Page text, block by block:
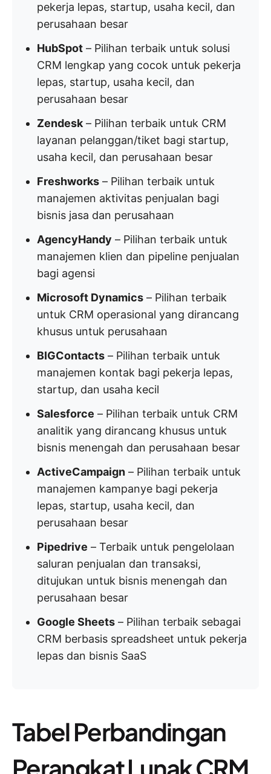
pekerja lepas, startup, usaha kecil, dan
perusahaan besar
HubSpot – Pilihan terbaik untuk solusi
CRM lengkap yang cocok untuk pekerja
lepas, startup, usaha kecil, dan
perusahaan besar
Zendesk – Pilihan terbaik untuk CRM
layanan pelanggan/tiket bagi startup,
usaha kecil, dan perusahaan besar
Freshworks – Pilihan terbaik untuk
manajemen aktivitas penjualan bagi
bisnis jasa dan perusahaan
AgencyHandy – Pilihan terbaik untuk
manajemen klien dan pipeline penjualan
bagi agensi
Microsoft Dynamics – Pilihan terbaik
untuk CRM operasional yang dirancang
khusus untuk perusahaan
BIGContacts – Pilihan terbaik untuk
manajemen kontak bagi pekerja lepas,
startup, dan usaha kecil
Salesforce – Pilihan terbaik untuk CRM
analitik yang dirancang khusus untuk
bisnis menengah dan perusahaan besar
ActiveCampaign – Pilihan terbaik untuk
manajemen kampanye bagi pekerja
lepas, startup, usaha kecil, dan
perusahaan besar
Pipedrive – Terbaik untuk pengelolaan
saluran penjualan dan transaksi,
ditujukan untuk bisnis menengah dan
perusahaan besar
Google Sheets – Pilihan terbaik sebagai
CRM berbasis spreadsheet untuk pekerja
lepas dan bisnis SaaS
Tabel Perbandingan
Perangkat Lunak CRM